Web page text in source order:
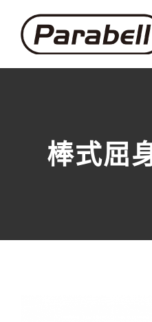
content
棒式屈